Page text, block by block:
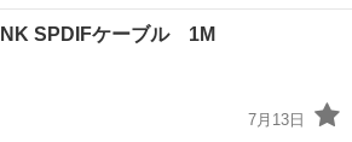
アコンダクトに取り付け一時的に使用して
イプのエアコンを購入したため手放しま
てま...
季節、空調家電
SPDIFケーブル 1M
7月13日